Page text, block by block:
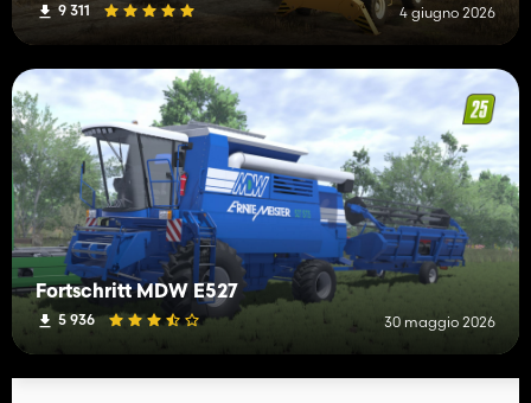
9 311 4 giugno 2026
Fortschritt MDW E527
5 936 30 maggio 2026